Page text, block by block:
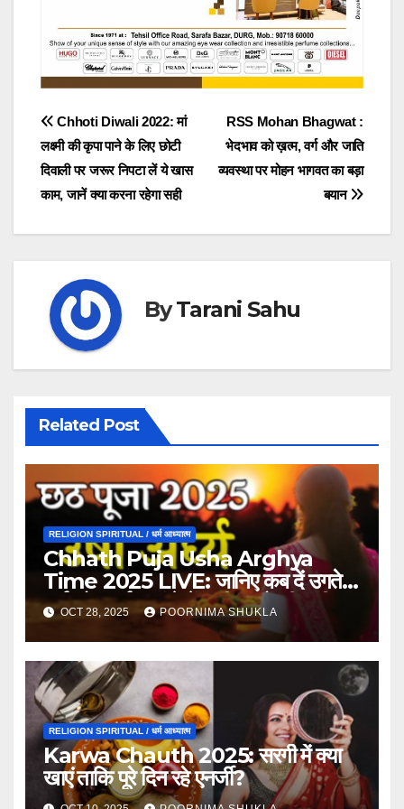
Post
navigation
RSS Mohan Bhagwat :
भेदभाव को ख़त्म, वर्ग और जाति
व्यवस्था पर मोहन भागवत का बड़ा
बयान
Chhoti Diwali 2022: मां
लक्ष्मी की कृपा पाने के लिए छोटी
दिवाली पर जरूर निपटा लें ये खास
काम, जानें क्या करना रहेगा सही
ByTarani Sahu
Related Post
RELIGION SPIRITUAL / धर्म आध्यात्म
Chhath Puja Usha Arghya
Time 2025 LIVE: जानिए कब दें उगते
सूर्य को अर्घ्य, यहां देखें सभी शहरों की सही
टाइमिंग
OCT 28, 2025 POORNIMA SHUKLA
RELIGION SPIRITUAL / धर्म आध्यात्म
Karwa Chauth 2025: सरगी में क्या
खाएं ताकि पूरे दिन रहे एनर्जी?